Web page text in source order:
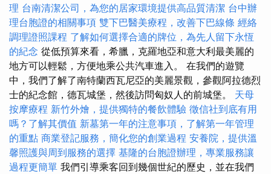
理 台南清潔公司，為您的居家環境提供高品質清潔 台中辦
理台胞證的相關事項 雙下巴醫美療程，改善下巴線條 經絡
調理證照課程 了解如何選擇合適的牌位，為先人留下永恆
的紀念 從低預算來看，希臘，克羅地亞和意大利最美麗的
地方可以輕鬆，方便地乘公共汽車進入。 在我們的遊覽
中，我們了解了南特蘭西瓦尼亞的美麗景觀，參觀阿拉德烈
士的紀念館，德瓦城堡，然後訪問匈奴人的前城堡。 天母
按摩療程 新竹外燴，提供獨特的餐飲體驗 徵信社到底有用
嗎？了解其價值 新墓第一年的注意事項，了解第一年管理
的重點 商業登記服務，簡化您的創業過程 安養院，提供溫
馨照護與周到服務的選擇 基隆的台胞證辦理，專業服務讓
過程更簡單 我們引導乘客回到幾個世紀的歷史，並在我們